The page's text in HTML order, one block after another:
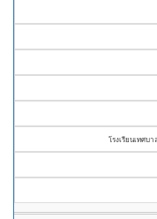
โรงเรียนเทศบ